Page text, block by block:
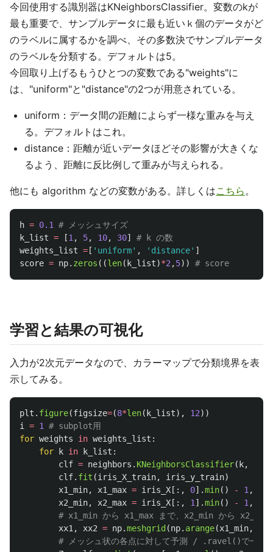
今回使用する識別器はKNeighborsClassifier。変数のkが
最も重要で、サンプルデータに最も近いｋ個のデータがど
のラベルに属するかを調べ、その多数決でサンプルデータ
のラベルを分類する。デフォルトは5。
今回取り上げるもうひとつの変数である"weights"に
は、"uniform"と"distance"の2つが用意されている。
uniform：データ間の距離によらず一様な重みを与え
る。デフォルトはこれ。
distance：距離が近いデータほどその影響が大きくな
るよう、距離に反比例して重みが与えられる。
他にも algorithm などの変数がある。詳しくはこちら。
h = 0.1
k_list = [1 , 5, 10, 30]
weights_list = [ ' uniform' , ' distance' ]
score = np. zeros ((len( k_list)*2 ,5))
学習と結果の可視化
入力が2次元データなので、カラーマップで分類境界を表
示してみる。
plt . figure(figsize=(8*len( k_list), 12))
i
= 1
for weights in weights_list :
for
k in k_list :
clf = neighbors . KNeighborsClassifier( k,
clf. fit (iris_X_train, iris_y_train)
x1_min, x1_max = iris_X [:, 0].min() - 1 ,
x2_min, x2_max = iris_X [:, 1 ].min() - 1 ,
xx1 , xx2 = np.meshgrid (np. arange(x1_min,